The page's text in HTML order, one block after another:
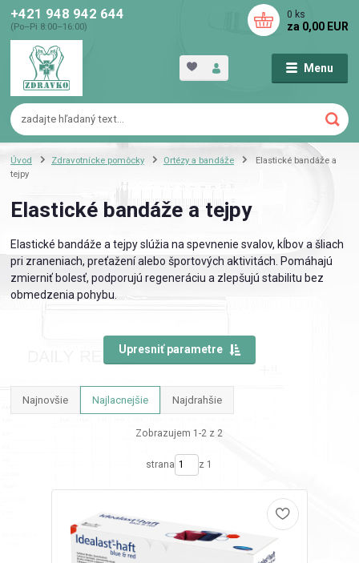
Menu
+421 948 942 644
(Po–Pi 8:00–16:00)
0 ks
za 0,00 EUR
Úvod Zdravotnícke pomôcky Ortézy a bandáže
Elastické bandáže a
tejpy
Elastické bandáže a tejpy
Elastické bandáže a tejpy slúžia na spevnenie svalov, kĺbov a šliach
pri zraneniach, preťažení alebo športových aktivitách. Pomáhajú
zmierniť bolesť, podporujú regeneráciu a zlepšujú stabilitu bez
obmedzenia pohybu.
Upresniť parametre
Najnovšie Najlacnejšie Najdrahšie
Zobrazujem 1-2 z 2
strana z 1